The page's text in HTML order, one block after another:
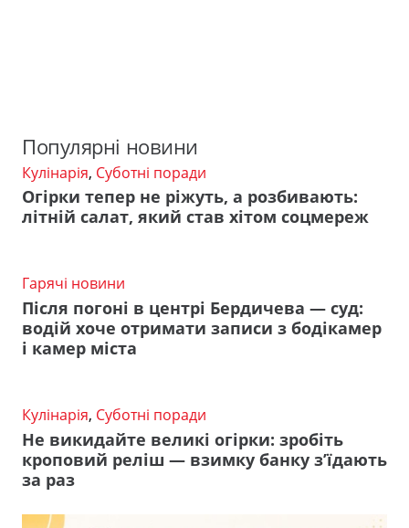
Популярні новини
Кулінарія, Суботні поради
Огірки тепер не ріжуть, а розбивають:
літній салат, який став хітом соцмереж
Гарячі новини
Після погоні в центрі Бердичева — суд:
водій хоче отримати записи з бодікамер
і камер міста
Кулінарія, Суботні поради
Не викидайте великі огірки: зробіть
кроповий реліш — взимку банку з’їдають
за раз